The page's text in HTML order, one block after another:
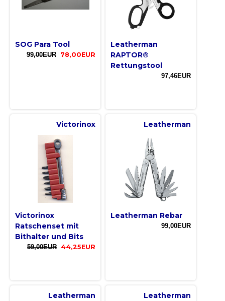
SOG Para Tool
99,00EUR 78,00EUR
Leatherman
RAPTOR®
Rettungstool
97,46EUR
Victorinox
Victorinox
Ratschenset mit
Bithalter und Bits
59,00EUR 44,25EUR
Leatherman
Leatherman Rebar
99,00EUR
Leatherman Leatherman